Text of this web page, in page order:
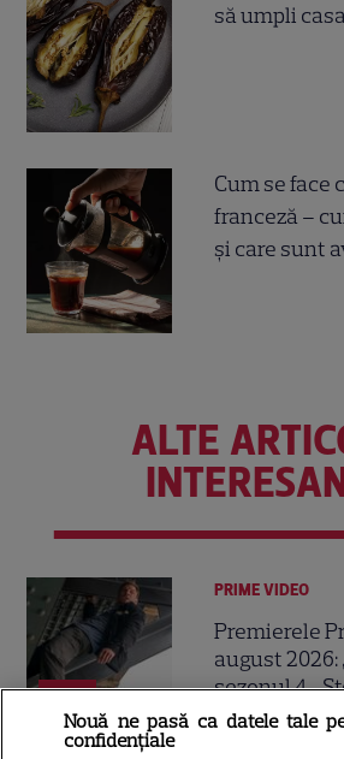
să umpli
Cum se face
franceză –
și care sunt
ALTE
6
PRIME VIDEO
Premierele
august 2026:
sezonul 4,
noi filme de
Nouă ne pasă ca datele tale
confidențiale